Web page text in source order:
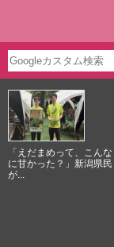
「えだまめって、こんな
に甘かった？」新潟県民
が...